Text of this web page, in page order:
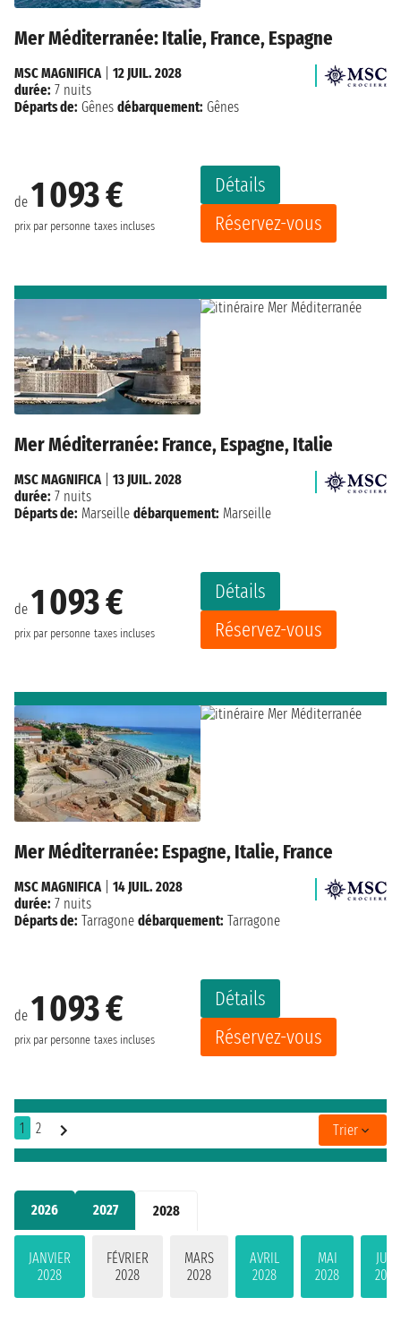
2026 2027 2028
JANVIER
2028
FÉVRIER
2028
MARS
2028
AVRIL
2028
MAI
2028
JUIN
2028
Mer Méditerranée: Italie, France, Espagne
de 1 093 €
prix par personne taxes incluses
Détails
Réservez-vous
MSC MAGNIFICA
12 JUIL. 2028
durée: 7 nuits
Départs de: Gênes débarquement: Gênes
Mer Méditerranée: France, Espagne, Italie
de 1 093 €
prix par personne taxes incluses
Détails
Réservez-vous
MSC MAGNIFICA| 13 JUIL. 2028
durée: 7 nuits
Départs de: Marseille débarquement: Marseille
Mer Méditerranée: Espagne, Italie, France
de 1 093 €
prix par personne taxes incluses
Détails
Réservez-vous
MSC MAGNIFICA
14 JUIL. 2028
durée: 7 nuits
Départs de: Tarragone débarquement: Tarragone
1 2 Trier